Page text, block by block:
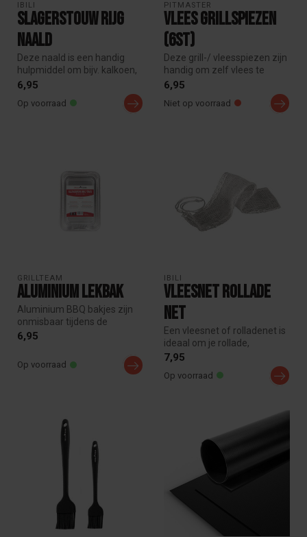
IBILI
Slagerstouw rijg
naald
Deze naald is een handig
hulpmiddel om bijv. kalkoen,
bavette, na het vullen dic...
6,95
Op voorraad
PITMASTER
Vlees grillspiezen
(6st)
Deze grill-/ vleesspiezen zijn
handig om zelf vlees te
rijgen voor de barbecue, ...
6,95
Niet op voorraad
GRILLTEAM
Aluminium Lekbak
Aluminium BBQ bakjes zijn
onmisbaar tijdens de
barbecue, je kan ze
6,95
Op voorraad
IBILI
Vleesnet Rollade
net
Een vleesnet of rolladenet is
ideaal om je rollade,
pancetta, gevogelte of
7,95
Op voorraad